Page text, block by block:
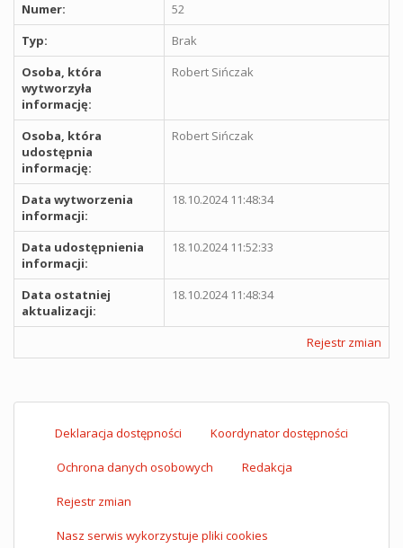
Numer:
52
Typ:
Brak
Osoba, która
wytworzyła
informację:
Robert Sińczak
Osoba, która
udostępnia
informację:
Robert Sińczak
Data wytworzenia
informacji:
18.10.2024 11:48:34
Data udostępnienia
informacji:
18.10.2024 11:52:33
Data ostatniej
aktualizacji:
18.10.2024 11:48:34
Rejestr zmian
Deklaracja dostępności Koordynator dostępności
Ochrona danych osobowych Redakcja
Rejestr zmian
Nasz serwis wykorzystuje pliki cookies